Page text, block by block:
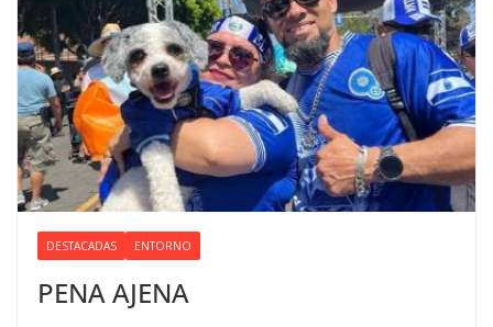
DESTACADAS ENTORNO
PENA AJENA